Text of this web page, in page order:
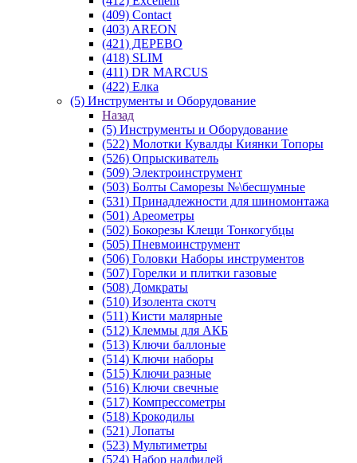
(409) Contact
(403) AREON
(421) ДЕРЕВО
(418) SLIM
(411) DR MARCUS
(422) Елка
(5) Инструменты и Оборудование
Назад
(5) Инструменты и Оборудование
(522) Молотки Кувалды Киянки Топоры
(526) Опрыскиватель
(509) Электроинструмент
(503) Болты Саморезы №\бесшумные
(531) Принадлежности для шиномонтажа
(501) Ареометры
(502) Бокорезы Клещи Тонкогубцы
(505) Пневмоинструмент
(506) Головки Наборы инструментов
(507) Горелки и плитки газовые
(508) Домкраты
(510) Изолента скотч
(511) Кисти малярные
(512) Клеммы для АКБ
(513) Ключи баллоные
(514) Ключи наборы
(515) Ключи разные
(516) Ключи свечные
(517) Компрессометры
(518) Крокодилы
(521) Лопаты
(523) Мультиметры
(524) Набор надфилей